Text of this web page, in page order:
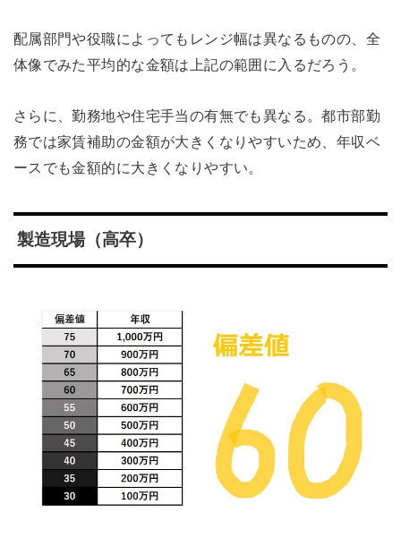
配属部門や役職によってもレンジ幅は異なるものの、全
体像でみた平均的な金額は上記の範囲に入るだろう。
さらに、勤務地や住宅手当の有無でも異なる。都市部勤
務では家賃補助の金額が大きくなりやすいため、年収ベ
ースでも金額的に大きくなりやすい。
製造現場（高卒）